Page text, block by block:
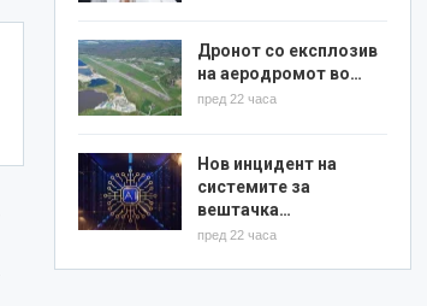
Дронот со експлозив
на аеродромот во…
пред 22 часа
Нов инцидент на
системите за
вештачка…
пред 22 часа